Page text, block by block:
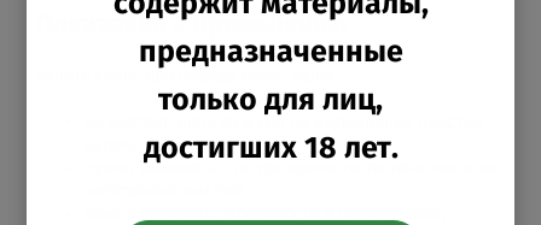
Показания к применению
Купить смесь для обряда стоит, если:
не хватает энергии и сил на выполнение простых
нужно избавиться от тревожности, панических атак,
предназначенные
только для лиц,
достигших 18 лет.